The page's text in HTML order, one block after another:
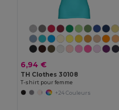
6,94 €
TH Clothes 30108
T-shirt pour femme
+24 Couleurs